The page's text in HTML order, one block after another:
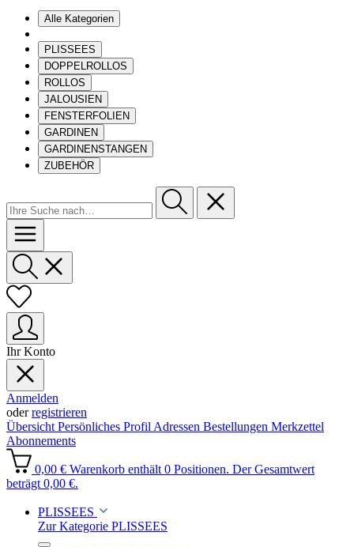
Alle Kategorien
PLISSEES
DOPPELROLLOS
ROLLOS
JALOUSIEN
FENSTERFOLIEN
GARDINEN
GARDINENSTANGEN
ZUBEHÖR
Ihr Konto
Anmelden
oderregistrieren
Übersicht Persönliches Profil Adressen Bestellungen Merkzettel
Abonnements
0,00 € Warenkorb enthält 0 Positionen. Der Gesamtwert
beträgt 0,00 €.
PLISSEES
Zur Kategorie PLISSEES